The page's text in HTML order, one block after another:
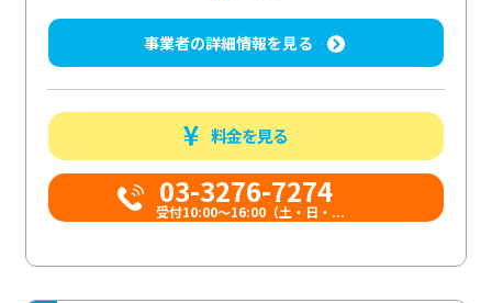
事業者の詳細情報を見る
料金を見る
03-3276-7274
受付10:00〜16:00（土・日・...